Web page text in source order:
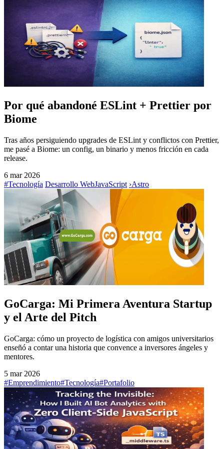
Por qué abandoné ESLint + Prettier por
Biome
Tras años persiguiendo upgrades de ESLint y conflictos con Prettier,
me pasé a Biome: un config, un binario y menos fricción en cada
release.
6 mar 2026
#Tecnología Desarrollo WebJavaScript ›Astro
GoCarga: Mi Primera Aventura Startup
y el Arte del Pitch
GoCarga: cómo un proyecto de logística con amigos universitarios
enseñó a contar una historia que convence a inversores ángeles y
mentores.
5 mar 2026
#Emprendimiento#Tecnología#Portafolio